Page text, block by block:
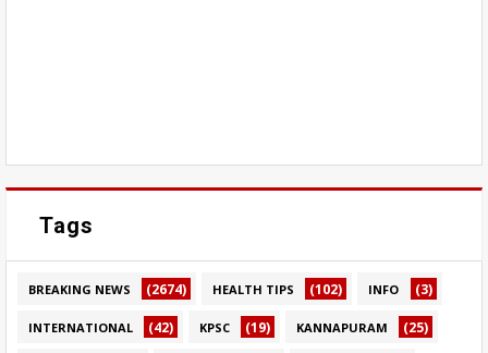
Tags
BREAKING NEWS (2674) HEALTH TIPS (102) INFO (3)
INTERNATIONAL (42) KPSC (19) KANNAPURAM (25)